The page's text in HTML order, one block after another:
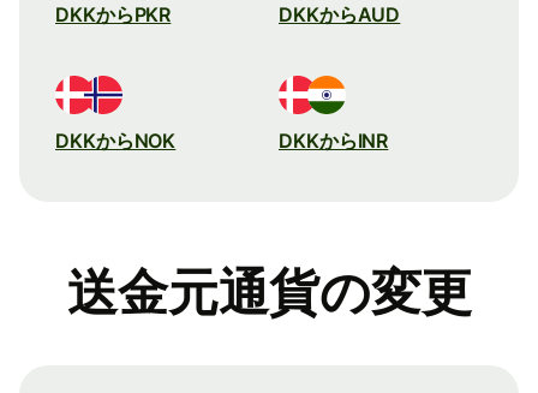
DKKからPKR DKKからAUD
DKKからNOK DKKからINR
送金元通貨の変更